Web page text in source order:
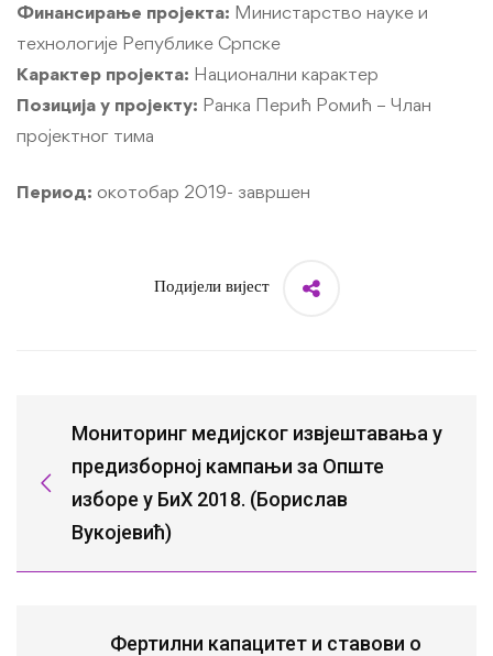
Финансирање пројекта: Министарство науке и
технологије Републике Српске
Kарактер пројекта: Национални карактер
Позиција у пројекту: Ранка Перић Ромић – Члан
пројектног тима
Период: окотобар 2019- завршен
Подијели вијест
Мониторинг медијског извјештавања у
предизборној кампањи за Опште
изборе у БиХ 2018. (Борислав
Вукојевић)
Фертилни капацитет и ставови о